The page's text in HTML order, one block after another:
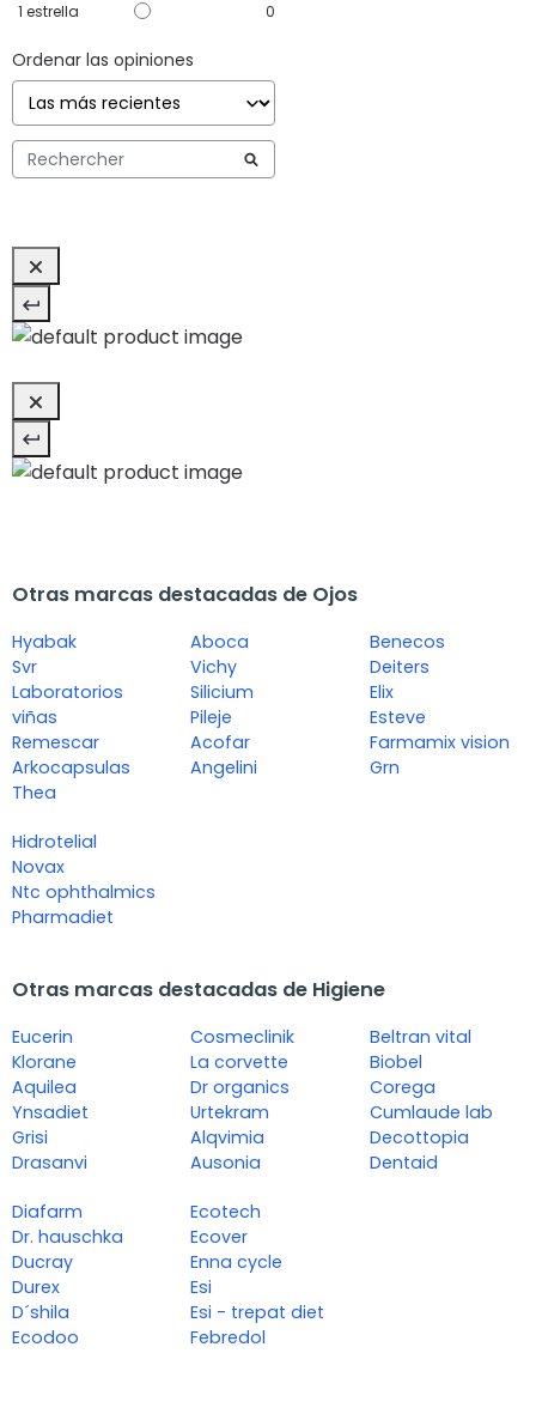
1 estrella 0
Ordenar las opiniones
Otras marcas destacadas de Ojos
Hyabak
Svr
Laboratorios
viñas
Remescar
Arkocapsulas
Thea
Aboca
Vichy
Silicium
Pileje
Acofar
Angelini
Benecos
Deiters
Elix
Esteve
Farmamix vision
Grn
Hidrotelial
Novax
Ntc ophthalmics
Pharmadiet
Otras marcas destacadas de Higiene
Eucerin
Klorane
Aquilea
Ynsadiet
Grisi
Drasanvi
Cosmeclinik
La corvette
Dr organics
Urtekram
Alqvimia
Ausonia
Beltran vital
Biobel
Corega
Cumlaude lab
Decottopia
Dentaid
Diafarm
Dr. hauschka
Ducray
Durex
D´shila
Ecodoo
Ecotech
Ecover
Enna cycle
Esi
Esi - trepat diet
Febredol